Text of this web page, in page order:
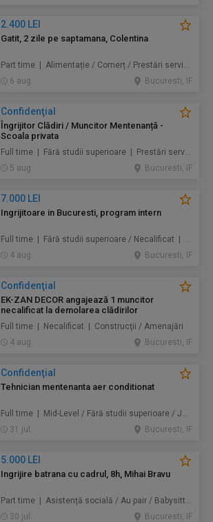
2.400 LEI
Gatit, 2 zile pe saptamana, Colentina
Part time | Alimentație / Comerț / Prestări servicii
6 aug.
Bucuresti, IF
Confidenţial
Îngrijitor Clădiri / Muncitor Mentenanță -
Scoala privata
Full time | Fără studii superioare | Prestări servicii / Mentenanță / Instalații / Construcţii / Amenajări
5 aug.
Bucuresti, IF
7.000 LEI
Ingrijitoare in Bucuresti, program intern
Full time | Fără studii superioare / Necalificat | Au pair / Babysitter / Curăţenie / Prestări servicii
4 aug.
Bucuresti, IF
Confidenţial
EK-ZAN DECOR angajează 1 muncitor
necalificat la demolarea clădirilor
Full time | Necalificat | Construcţii / Amenajări
4 aug.
Bucuresti, IF
Confidenţial
Tehnician mentenanta aer conditionat
Full time | Mid-Level / Fără studii superioare / Junior/Entry Level | Mentenanță / Instalații
31 jul.
Bucuresti, IF
5.000 LEI
Ingrijire batrana cu cadrul, 8h, Mihai Bravu
Part time | Asistență socială / Au pair / Babysitter / Curăţenie / Prestări servicii
30 jul.
Bucuresti, IF